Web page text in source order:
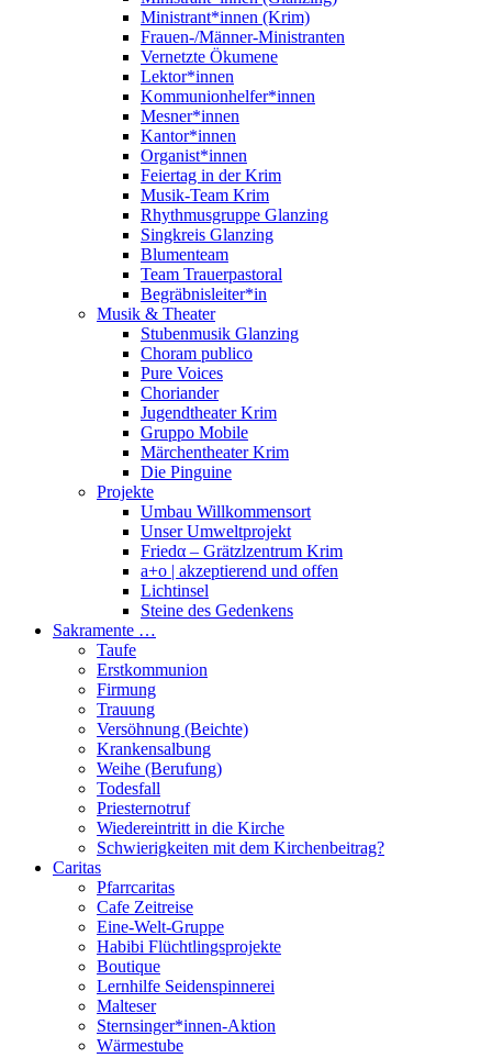
Ministrant*innen (Krim)
Frauen-/Männer-Ministranten
Vernetzte Ökumene
Lektor*innen
Kommunionhelfer*innen
Mesner*innen
Kantor*innen
Organist*innen
Feiertag in der Krim
Musik-Team Krim
Rhythmusgruppe Glanzing
Singkreis Glanzing
Blumenteam
Team Trauerpastoral
Begräbnisleiter*in
Musik & Theater
Stubenmusik Glanzing
Choram publico
Pure Voices
Choriander
Jugendtheater Krim
Gruppo Mobile
Märchentheater Krim
Die Pinguine
Projekte
Umbau Willkommensort
Unser Umweltprojekt
Friedα – Grätzlzentrum Krim
a+o | akzeptierend und offen
Lichtinsel
Steine des Gedenkens
Sakramente …
Taufe
Erstkommunion
Firmung
Trauung
Versöhnung (Beichte)
Krankensalbung
Weihe (Berufung)
Todesfall
Priesternotruf
Wiedereintritt in die Kirche
Schwierigkeiten mit dem Kirchenbeitrag?
Caritas
Pfarrcaritas
Cafe Zeitreise
Eine-Welt-Gruppe
Habibi Flüchtlingsprojekte
Boutique
Lernhilfe Seidenspinnerei
Malteser
Sternsinger*innen-Aktion
Wärmestube